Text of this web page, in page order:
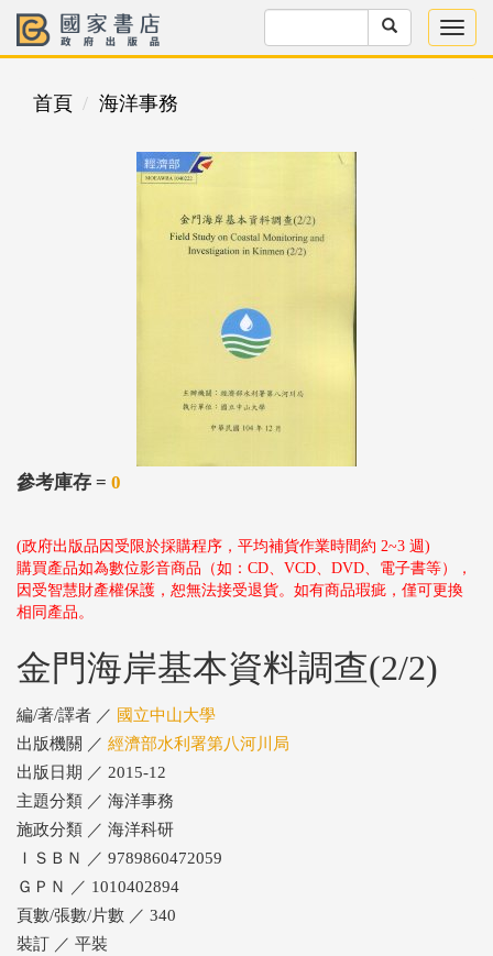
首頁 海洋事務
參考庫存 = 0
(政府出版品因受限於採購程序，平均補貨作業時間約 2~3 週)
購買產品如為數位影音商品（如：CD、VCD、DVD、電子書等），
因受智慧財產權保護，恕無法接受退貨。如有商品瑕疵，僅可更換
相同產品。
金門海岸基本資料調查(2/2)
編/著/譯者 ／ 國立中山大學
出版機關 ／ 經濟部水利署第八河川局
出版日期 ／ 2015-12
主題分類 ／ 海洋事務
施政分類 ／ 海洋科研
ＩＳＢＮ ／ 9789860472059
ＧＰＮ ／ 1010402894
頁數/張數/片數 ／ 340
裝訂 ／ 平裝